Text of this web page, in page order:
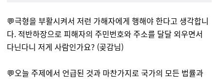
💬극형을 부활시켜서 저런 가해자에게 행해야 한다고 생각합니
다. 적반하장으로 피해자의 주민번호와 주소를 달달 외우면서
다닌다니 저게 사람인가요? (곶감님)
💬오늘 주제에서 언급된 것과 마찬가지로 국가의 모든 법률과